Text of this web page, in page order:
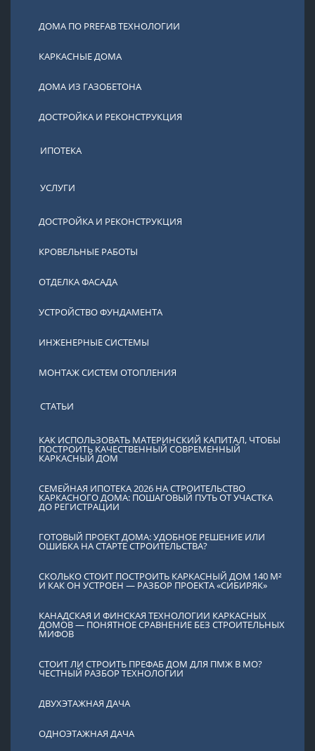
ДОМА ПО PREFAB ТЕХНОЛОГИИ
КАРКАСНЫЕ ДОМА
ДОМА ИЗ ГАЗОБЕТОНА
ДОСТРОЙКА И РЕКОНСТРУКЦИЯ
ИПОТЕКА
УСЛУГИ
ДОСТРОЙКА И РЕКОНСТРУКЦИЯ
КРОВЕЛЬНЫЕ РАБОТЫ
ОТДЕЛКА ФАСАДА
УСТРОЙСТВО ФУНДАМЕНТА
ИНЖЕНЕРНЫЕ СИСТЕМЫ
МОНТАЖ СИСТЕМ ОТОПЛЕНИЯ
СТАТЬИ
КАК ИСПОЛЬЗОВАТЬ МАТЕРИНСКИЙ КАПИТАЛ, ЧТОБЫ
ПОСТРОИТЬ КАЧЕСТВЕННЫЙ СОВРЕМЕННЫЙ
КАРКАСНЫЙ ДОМ
СЕМЕЙНАЯ ИПОТЕКА 2026 НА СТРОИТЕЛЬСТВО
КАРКАСНОГО ДОМА: ПОШАГОВЫЙ ПУТЬ ОТ УЧАСТКА
ДО РЕГИСТРАЦИИ
ГОТОВЫЙ ПРОЕКТ ДОМА: УДОБНОЕ РЕШЕНИЕ ИЛИ
ОШИБКА НА СТАРТЕ СТРОИТЕЛЬСТВА?
СКОЛЬКО СТОИТ ПОСТРОИТЬ КАРКАСНЫЙ ДОМ 140 М²
И КАК ОН УСТРОЕН — РАЗБОР ПРОЕКТА «СИБИРЯК»
КАНАДСКАЯ И ФИНСКАЯ ТЕХНОЛОГИИ КАРКАСНЫХ
ДОМОВ — ПОНЯТНОЕ СРАВНЕНИЕ БЕЗ СТРОИТЕЛЬНЫХ
МИФОВ
СТОИТ ЛИ СТРОИТЬ ПРЕФАБ ДОМ ДЛЯ ПМЖ В МО?
ЧЕСТНЫЙ РАЗБОР ТЕХНОЛОГИИ
ДВУХЭТАЖНАЯ ДАЧА
ОДНОЭТАЖНАЯ ДАЧА